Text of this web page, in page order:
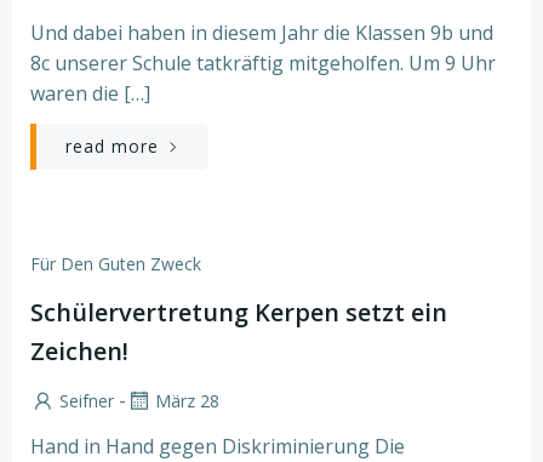
Und dabei haben in diesem Jahr die Klassen 9b und
8c unserer Schule tatkräftig mitgeholfen. Um 9 Uhr
waren die […]
read more
Für Den Guten Zweck
Schülervertretung Kerpen setzt ein
Zeichen!
Seifner - März 28
Hand in Hand gegen Diskriminierung Die